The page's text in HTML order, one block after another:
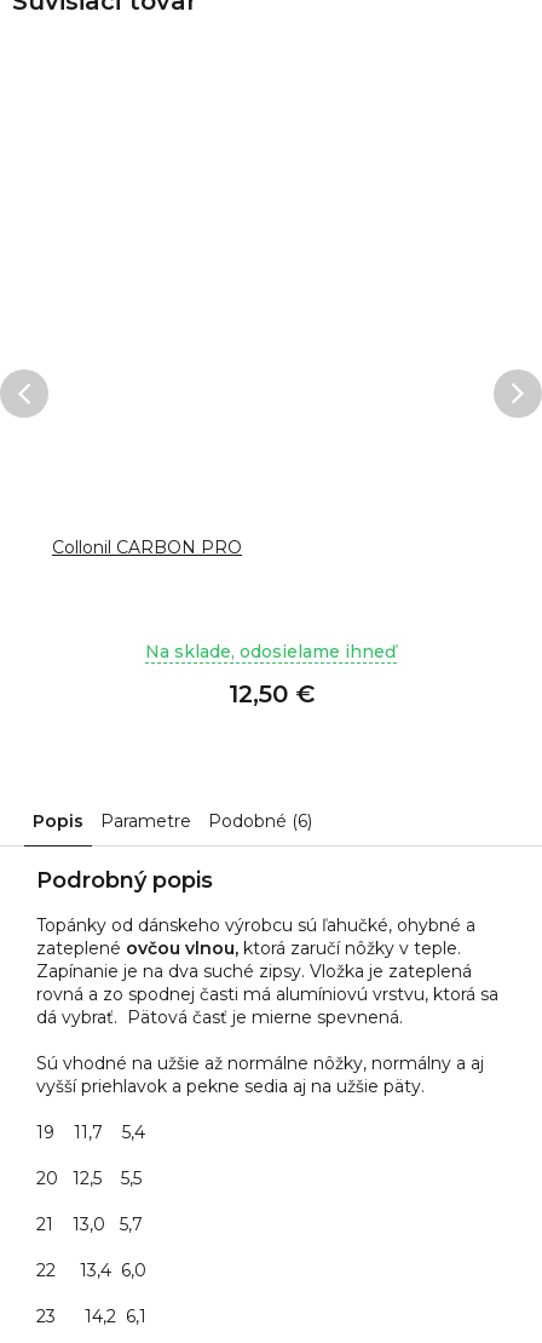
Collonil CARBON PRO
Na sklade, odosielame ihneď
12,50 €
Popis Parametre Podobné (6)
Podrobný popis
Topánky od dánskeho výrobcu sú ľahučké, ohybné a
zateplené ovčou vlnou, ktorá zaručí nôžky v teple.
Zapínanie je na dva suché zipsy. Vložka je zateplená
rovná a zo spodnej časti má alumíniovú vrstvu, ktorá sa
dá vybrať. Pätová časť je mierne spevnená.
Sú vhodné na užšie až normálne nôžky, normálny a aj
vyšší priehlavok a pekne sedia aj na užšie päty.
19 11,7 5,4
20 12,5 5,5
21 13,0 5,7
22 13,4 6,0
23 14,2 6,1